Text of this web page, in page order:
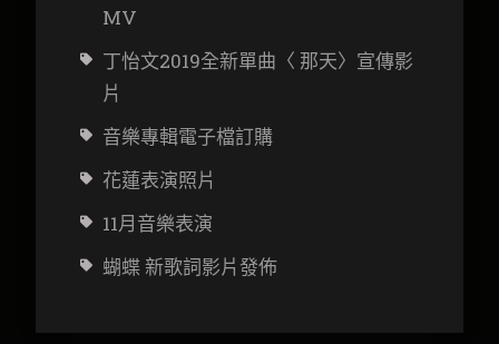
MV
丁怡文2019全新單曲〈 那天〉宣傳影
片
音樂專輯電子檔訂購
花蓮表演照片
11月音樂表演
蝴蝶 新歌詞影片發佈